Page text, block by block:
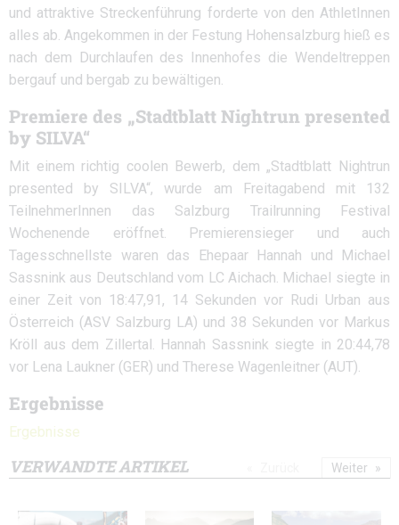
und attraktive Streckenführung forderte von den AthletInnen
alles ab. Angekommen in der Festung Hohensalzburg hieß es
nach dem Durchlaufen des Innenhofes die Wendeltreppen
bergauf und bergab zu bewältigen.
Premiere des „Stadtblatt Nightrun presented
by SILVA“
Mit einem richtig coolen Bewerb, dem „Stadtblatt Nightrun
presented by SILVA“, wurde am Freitagabend mit 132
TeilnehmerInnen das Salzburg Trailrunning Festival
Wochenende eröffnet. Premierensieger und auch
Tagesschnellste waren das Ehepaar Hannah und Michael
Sassnink aus Deutschland vom LC Aichach. Michael siegte in
einer Zeit von 18:47,91, 14 Sekunden vor Rudi Urban aus
Österreich (ASV Salzburg LA) und 38 Sekunden vor Markus
Kröll aus dem Zillertal. Hannah Sassnink siegte in 20:44,78
vor Lena Laukner (GER) und Therese Wagenleitner (AUT).
Ergebnisse
Ergebnisse
VERWANDTE ARTIKEL Weiter